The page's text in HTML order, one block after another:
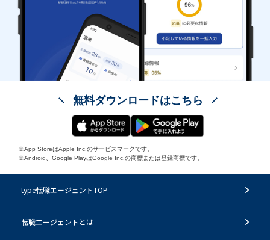
無料ダウンロードはこちら
※App StoreはApple Inc.のサービスマークです。
※Android、Google PlayはGoogle Inc.の商標または登録商標です。
type転職エージェントTOP
転職エージェントとは